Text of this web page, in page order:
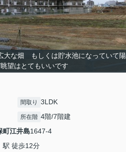
大な畑 もしくは貯水池になっていて陽
望はとてもいいです
間取り 3LDK
所在階 4階/7階建
町江井島1647-4
駅 徒歩12分